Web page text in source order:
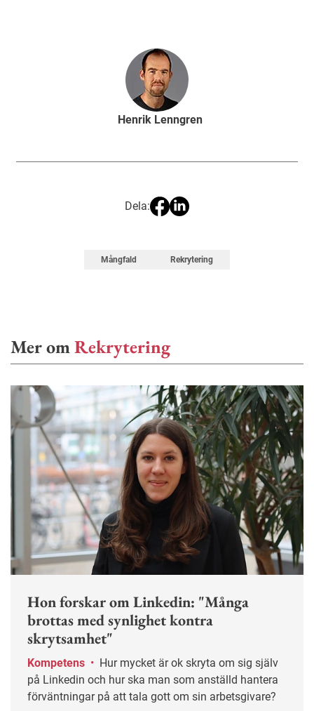
Henrik Lenngren
Dela:
Mångfald Rekrytering
Mer omRekrytering
Hon forskar om Linkedin: "Många
brottas med synlighet kontra
skrytsamhet"
Kompetens •
på Linkedin och hur ska man som anställd hantera
förväntningar på att tala gott om sin arbetsgivare?